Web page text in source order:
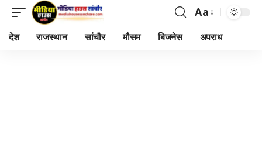
Font
Resizer
Aa
देश राजस्थान सांचौर मौसम बिजनेस अपराध